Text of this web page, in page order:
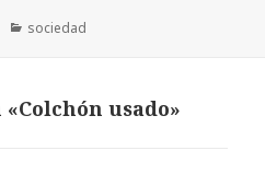
Categorías
sociedad
usado»